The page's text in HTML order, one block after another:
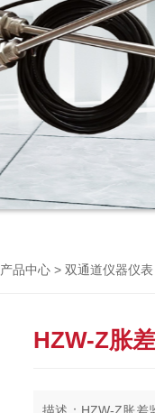
产品中心 > 双通道仪器仪表
HZW-Z胀